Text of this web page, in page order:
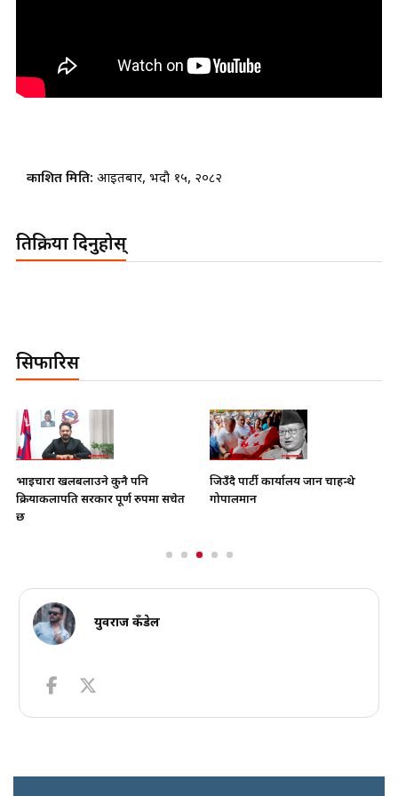
प्रकाशित मिति: आइतबार, भदौ १५, २०८२
प्रतिक्रिया दिनुहोस्
सिफारिस
भाइचारा खलबलाउने कुनै पनि
क्रियाकलापप्रति सरकार पूर्ण रुपमा सचेत
छ
जिउँदै पार्टी कार्यालय जान चाहन्थे
गोपालमान
युवराज कँडेल